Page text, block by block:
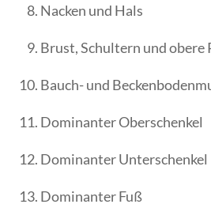
Nacken und Hals
Brust, Schultern und obere
Bauch- und
Dominanter Oberschenkel
Dominanter Unterschenkel
Dominanter Fuß